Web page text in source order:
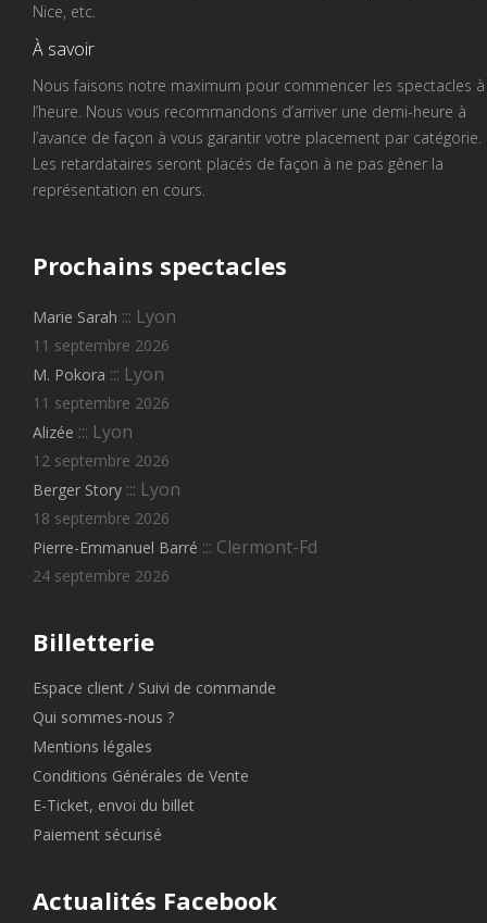
Nice, etc.
À savoir
Nous faisons notre maximum pour commencer les spectacles à
l’heure. Nous vous recommandons d’arriver une demi-heure à
l’avance de façon à vous garantir votre placement par catégorie.
Les retardataires seront placés de façon à ne pas gêner la
représentation en cours.
Prochains spectacles
Marie Sarah ::: Lyon
11 septembre 2026
M. Pokora ::: Lyon
11 septembre 2026
Alizée ::: Lyon
12 septembre 2026
Berger Story ::: Lyon
18 septembre 2026
Pierre-Emmanuel Barré ::: Clermont-Fd
24 septembre 2026
Billetterie
Espace client / Suivi de commande
Qui sommes-nous ?
Mentions légales
Conditions Générales de Vente
E-Ticket, envoi du billet
Paiement sécurisé
Actualités Facebook